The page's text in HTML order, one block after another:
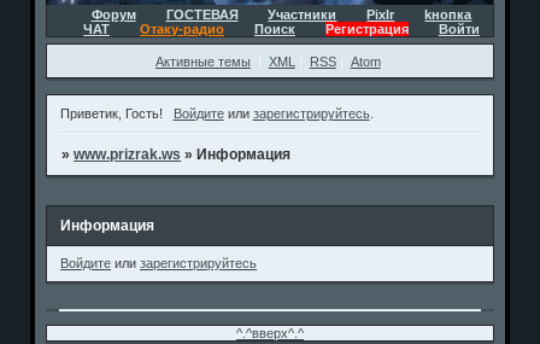
Форум ГОСТЕВАЯ Участники Pixlr
kнопка
ЧАТ
Отаку-радио Поиск Регистрация Войти
Активные темы XML RSS Atom
Приветик, Гость! Войдитеили зарегистрируйтесь.
»www.prizrak.ws » Информация
Информация
Войдите илизарегистрируйтесь
^.^вверх^.^